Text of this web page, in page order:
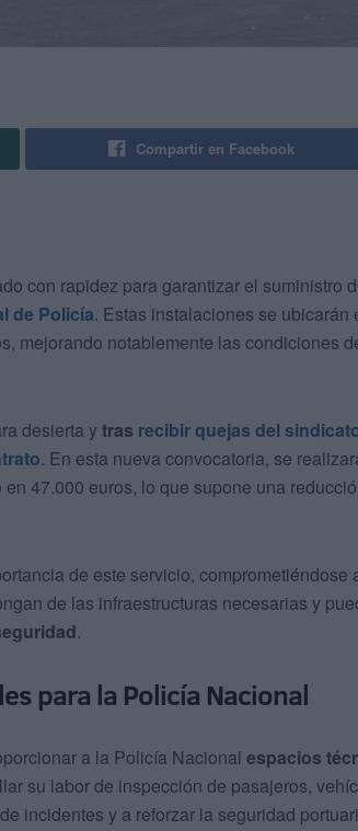
Compartir en Facebook
con rapidez para garantizar el suministro
de Policía. Estas instalaciones se ubicarán
mejorando notablemente las condiciones
desierta ytras recibir quejas del
. En esta nueva convocatoria, se
47.000 euros, lo que supone una
de este servicio, comprometiéndose
de las infraestructuras necesarias y
.
para la Policía Nacional
a la Policía Nacional espacios
su labor de inspección de pasajeros,
incidentes y a reforzar la seguridad